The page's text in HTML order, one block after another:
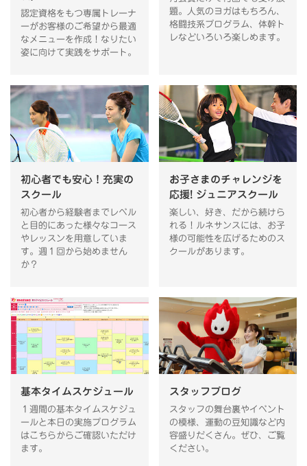
認定資格をもつ専属トレーナ
ーがお客様のご希望から最適
なメニューを作成！なりたい
姿に向けて実践をサポート。
題。人気のヨガはもちろん、
格闘技系プログラム、体幹ト
レなどいろいろ楽しめます。
初心者でも安心！充実の
スクール
初心者から経験者までレベル
と目的にあった様々なコース
やレッスンを用意していま
す。週１回から始めません
か？
お子さまのチャレンジを
応援! ジュニアスクール
楽しい、好き、だから続けら
れる！ルネサンスには、お子
様の可能性を広げるためのス
クールがあります。
基本タイムスケジュール
１週間の基本タイムスケジュ
ールと本日の実施プログラム
はこちらからご確認いただけ
ます。
スタッフブログ
スタッフの舞台裏やイベント
の模様、運動の豆知識など内
容盛りだくさん。ぜひ、ご覧
ください。